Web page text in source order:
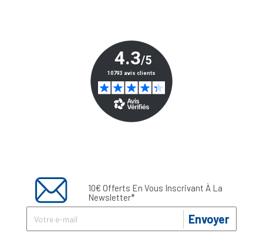
10€ Offerts En Vous Inscrivant À La
Newsletter*
Envoyer